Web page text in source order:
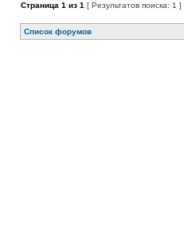
Страница 1 из 1 [ Результатов поиска: 1 ]
Список форумов